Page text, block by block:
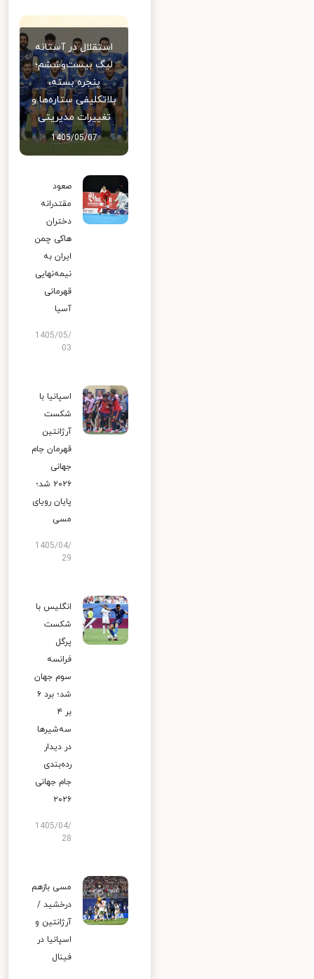
استقلال در آستانه
لیگ بیست‌وششم؛
پنجره بسته،
بلاتکلیفی ستاره‌ها و
تغییرات مدیریتی
1405/05/07
صعود
مقتدرانه
دختران
هاکی چمن
ایران به
نیمه‌نهایی
قهرمانی
آسیا
1405/05/
03
اسپانیا با
شکست
آرژانتین
قهرمان جام
جهانی
۲۰۲۶ شد؛
پایان رویای
مسی
1405/04/
29
انگلیس با
شکست
پرگل
فرانسه
سوم جهان
شد؛ برد ۶
بر ۴
سه‌شیرها
در دیدار
رده‌بندی
جام جهانی
۲۰۲۶
1405/04/
28
مسی بازهم
درخشید /
آرژانتین و
اسپانیا در
فینال